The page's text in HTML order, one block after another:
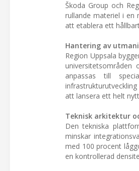
Škoda Group och
rullande materiel i en
att etablera ett
Hantering av
Region Uppsala
universitetsområden
anpassas till
att lansera ett helt
Teknisk arkitektur
Den tekniska
minskar
med 100 procent
en kontrollerad